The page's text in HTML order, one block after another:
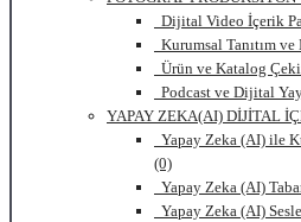
Dijital Video İçerik
Kurumsal Tanıtım
Ürün ve Katalog
Podcast ve Dijital
YAPAY ZEKA(AI) DİJİTAL
Yapay Zeka (AI) ile
(0)
Yapay Zeka (AI)
Yapay Zeka (AI)